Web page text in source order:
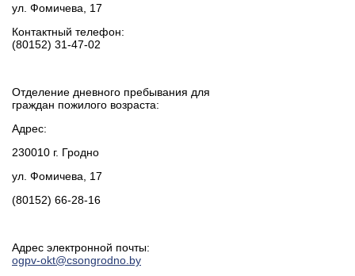
ул. Фомичева, 17
Контактный телефон:
(80152) 31-47-02
Отделение дневного пребывания для
граждан пожилого возраста:
Адрес:
230010 г. Гродно
ул. Фомичева, 17
(80152) 66-28-16
Адрес электронной почты:
ogpv-okt@csongrodno.by